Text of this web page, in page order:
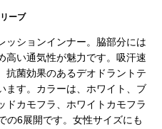
ーブ
ッションインナー。脇部分には
高い通気性が魅力です。吸汗速
抗菌効果のあるデオドラントテ
ます。カラーは、ホワイト、ブ
ドカモフラ、ホワイトカモフラ
の6展開です。女性サイズにも